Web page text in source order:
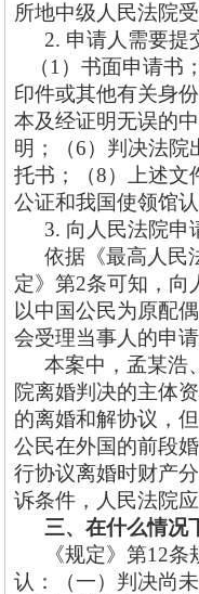
所地中级人民法院
2. 申请人需要提
（1）书面申请书
印件或其他有关身
本及经证明无误的
明；（6）判决法院
托书；（8）上述文
公证和我国使领馆
3. 向人民法院申
依据《最高人民
定》第2条可知，向
以中国公民为原配
会受理当事人的申
本案中，孟某浩
院离婚判决的主体
的离婚和解协议，
公民在外国的前段
行协议离婚时财产
诉条件，人民法院
三、在什么情况
《规定》第12条
认：（一）判决尚